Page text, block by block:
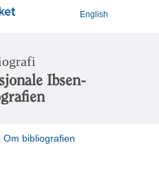
English
Ibsen-
Om bibliografien